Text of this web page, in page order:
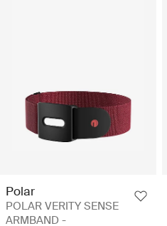
Polar
POLAR VERITY SENSE
ARMBAND -